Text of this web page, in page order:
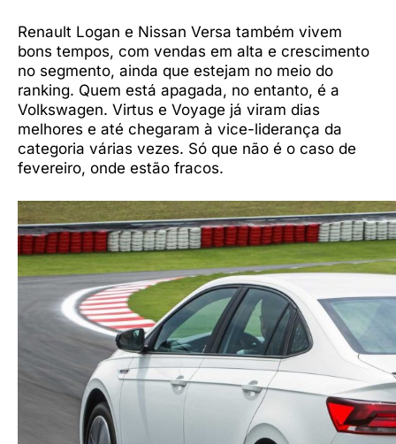
Renault Logan e Nissan Versa também vivem
bons tempos, com vendas em alta e crescimento
no segmento, ainda que estejam no meio do
ranking. Quem está apagada, no entanto, é a
Volkswagen. Virtus e Voyage já viram dias
melhores e até chegaram à vice-liderança da
categoria várias vezes. Só que não é o caso de
fevereiro, onde estão fracos.